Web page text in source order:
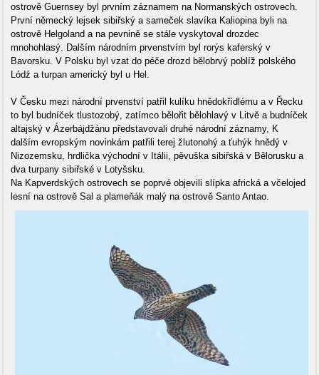
ostrově Guernsey byl prvním záznamem na Normanských ostrovech.
První německý lejsek sibiřský a sameček slavíka Kaliopina byli na
ostrově Helgoland a na pevnině se stále vyskytoval drozdec
mnohohlasý. Dalším národním prvenstvím byl rorýs kaferský v
Bavorsku. V Polsku byl vzat do péče drozd bělobrvý poblíž polského
Lódź a turpan americký byl u Hel.
V Česku mezi národní prvenství patřil kulíku hnědokřídlému a v Řecku
to byl budníček tlustozobý, zatímco bělořit bělohlavý v Litvě a budníček
altajský v Ázerbájdžánu představovali druhé národní záznamy, K
dalším evropským novinkám patřili terej žlutonohý a ťuhýk hnědý v
Nizozemsku, hrdlička východní v Itálii, pěvuška sibiřská v Bělorusku a
dva turpany sibiřské v Lotyšsku.
Na Kapverdských ostrovech se poprvé objevili slípka africká a včelojed
lesní na ostrově Sal a plameňák malý na ostrově Santo Antao.